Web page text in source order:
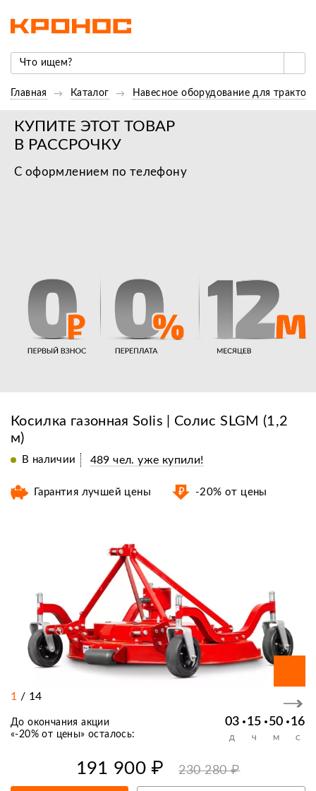
Главная Каталог Навесное оборудование для
КУПИТЕ ЭТОТ ТОВАР
В РАССРОЧКУ
С оформлением по телефону
Косилка газонная Solis | Солис SLGM (1,2
м)
В наличии 489 чел. уже купили!
Гарантия лучшей цены -20% от цены
1 / 14
До окончания акции
«-20% от цены» осталось:
03 15 50 16
Д Ч М С
191 900 ₽ 230 280 ₽